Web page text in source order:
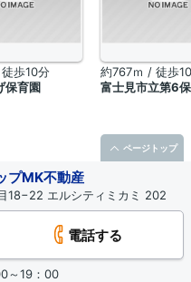
歩10分
保育園
約767ｍ / 徒歩
富士見市立第6
プMK不動産
18−22 エルシティミカミ 202
電話する
～19：00
ページトップ